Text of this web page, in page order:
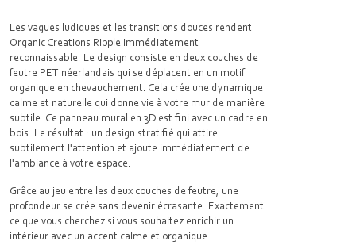
Les vagues ludiques et les transitions douces rendent
Organic Creations Ripple immédiatement
reconnaissable. Le design consiste en deux couches de
feutre PET néerlandais qui se déplacent en un motif
organique en chevauchement. Cela crée une dynamique
calme et naturelle qui donne vie à votre mur de manière
subtile. Ce panneau mural en 3D est fini avec un cadre en
bois. Le résultat : un design stratifié qui attire
subtilement l'attention et ajoute immédiatement de
l'ambiance à votre espace.
Grâce au jeu entre les deux couches de feutre, une
profondeur se crée sans devenir écrasante. Exactement
ce que vous cherchez si vous souhaitez enrichir un
intérieur avec un accent calme et organique.